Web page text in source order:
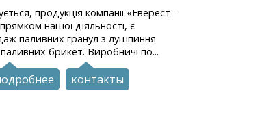
продукція компанії «Еверест -
нашої діяльності, є
паливних гранул з лушпиння
брикет. Виробничі по...
контакты